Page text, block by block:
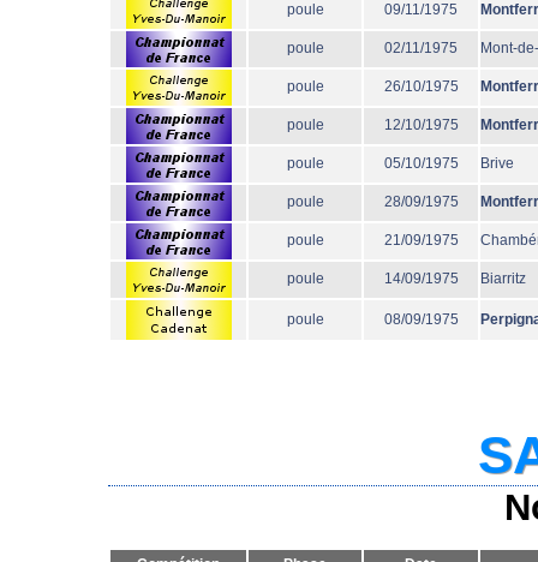
poule 09/11/1975
poule 02/11/1975 Mont-
poule 26/10/1975
poule 12/10/1975
poule 05/10/1975 Brive
poule 28/09/1975
poule 21/09/1975
poule 14/09/1975 Biarritz
poule 08/09/1975